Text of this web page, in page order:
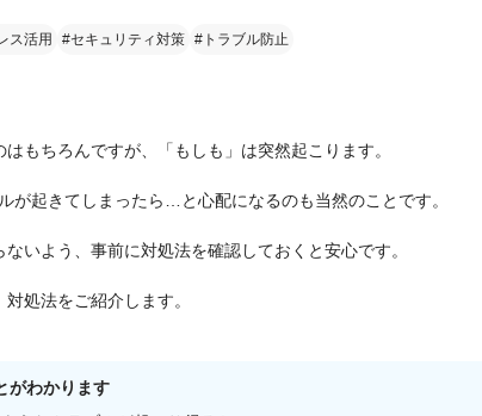
ス活用 #セキュリティ対策 #トラブル防止
もちろんですが、「もしも」は突然起こります。
が起きてしまったら…と心配になるのも当然のことです。
いよう、事前に対処法を確認しておくと安心です。
処法をご紹介します。
がわかります